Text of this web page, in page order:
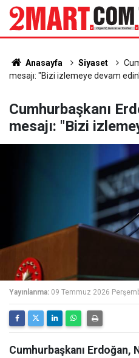
Anasayfa Siyaset
mesajı: "Bizi izlemeye devam
Cumhurbaşkanı
mesajı: "Bizi
Yayınlanma: 09 Temmuz 2026
Cumhurbaşkanı Erdoğan,